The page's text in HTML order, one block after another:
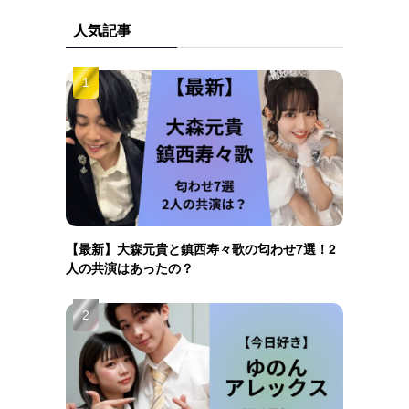
人気記事
【最新】大森元貴と鎮西寿々歌の匂わせ7選！2
人の共演はあったの？